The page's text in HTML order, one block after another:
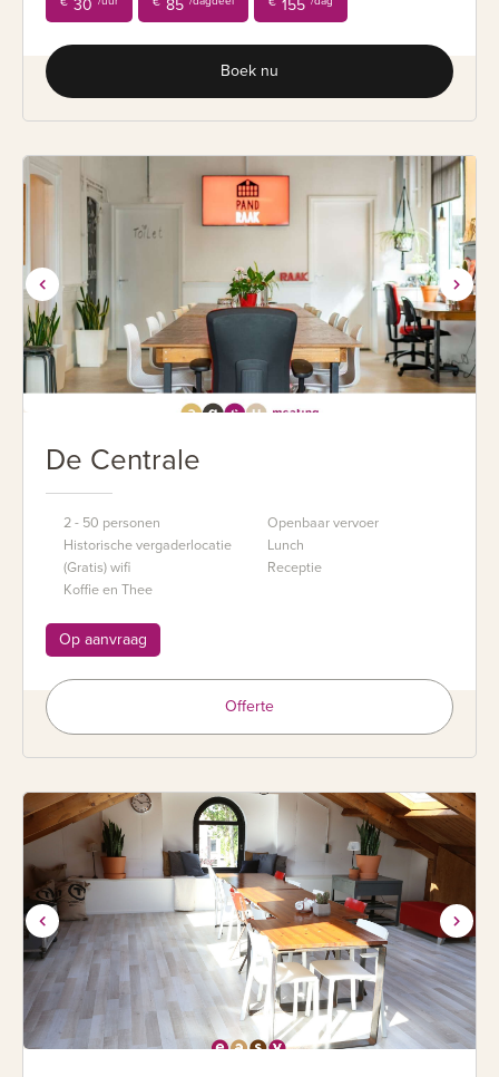
30 85 155
Boek nu
De Centrale
2 - 50 personen
Historische vergaderlocatie
(Gratis) wifi
Koffie en Thee
Openbaar vervoer
Lunch
Receptie
Op aanvraag
Offerte